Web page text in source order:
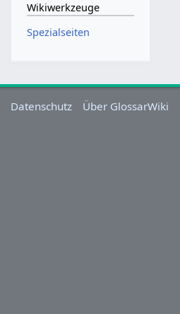
Wikiwerkzeuge
Spezialseiten
Datenschutz Über GlossarWiki